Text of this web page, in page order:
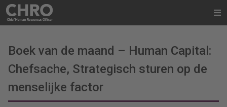
Boek van de maand – Human Capital:
Chefsache, Strategisch sturen op de
menselijke factor